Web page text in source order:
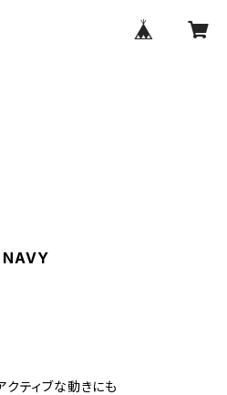
NAVY
ティブな動きにも